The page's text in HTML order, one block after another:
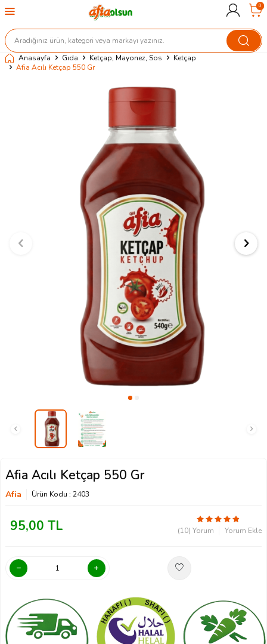
0
Anasayfa Gıda Ketçap, Mayonez, Sos
Ketçap
Afia Acılı Ketçap 550 Gr
Afia Acılı Ketçap 550 Gr
Afia Ürün Kodu : 2403
95,00 TL (10) Yorum Yorum Ekle